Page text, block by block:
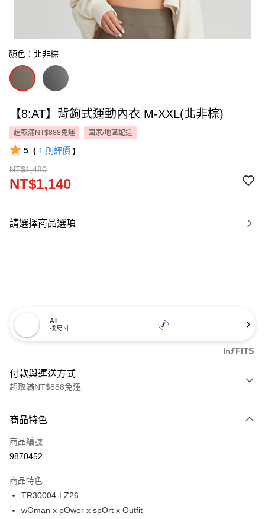
顏色：北非棕
【8:AT】背鉤式運動內衣 M-XXL(北非棕)
超取滿NT$888免運 國家/地區配送
5 ( 1 則評價 )
NT$1,480
NT$1,140
請選擇商品選項
AI
找尺寸
付款與運送方式
超取滿NT$888免運
信用卡一次付款
信用卡分期付款
合作金庫商業銀行
華南商業銀行
上海商業儲蓄銀行
LINE Pay
商品特色
商品編號
9870452
商品特色
TR30004-LZ26
wOman x pOwer x spOrt x Outfit